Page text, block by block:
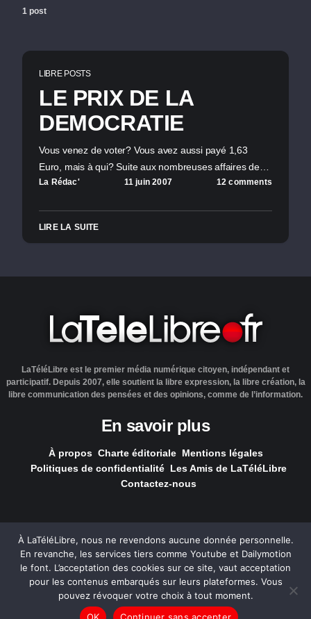
1 post
LIBRE POSTS
LE PRIX DE LA
DEMOCRATIE
Vous venez de voter? Vous avez aussi payé 1,63
Euro, mais à qui? Suite aux nombreuses affaires de…
La Rédac' 11 juin 2007 12 comments
LIRE LA SUITE
LaTéléLibre est le premier média numérique citoyen, indépendant et
participatif. Depuis 2007, elle soutient la libre expression, la libre création, la
libre communication des pensées et des opinions, comme de l’information.
En savoir plus
À propos Charte éditoriale Mentions légales
Politiques de confidentialité Les Amis de LaTéléLibre
Contactez-nous
LaTéléLibre.fr, ce site a été réalisé par l'agenceNOUS, Ouvert,
Utile & Simple
— Tous les contenus, sauf exception signalée, sont
À LaTéléLibre, nous ne revendons aucune donnée personnelle.
En revanche, les services tiers comme Youtube et Dailymotion
le font. L’acceptation des cookies sur ce site, vaut acceptation
pour les contenus embarqués sur leurs plateformes. Vous
pouvez révoquer votre choix à tout moment.
OK
Continuer sans accepter